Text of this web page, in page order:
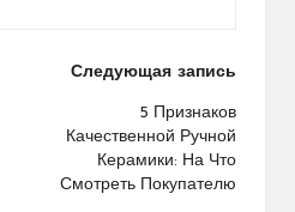
Следующая запись
5 Признаков
Качественной Ручной
Керамики: На Что
Смотреть Покупателю